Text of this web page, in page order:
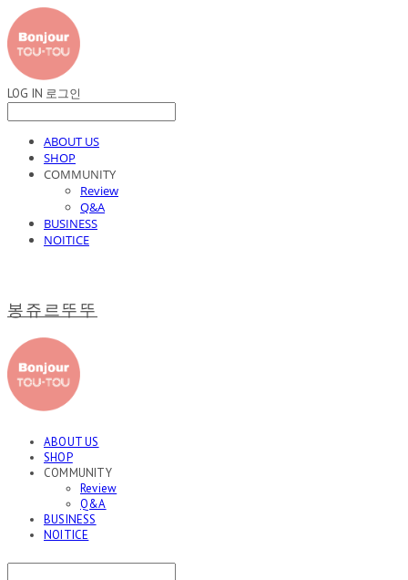
LOG IN 로그인
ABOUT US
SHOP
COMMUNITY
Review
Q&A
BUSINESS
NOITICE
봉쥬르뚜뚜
ABOUT US
SHOP
COMMUNITY
Review
Q&A
BUSINESS
NOITICE